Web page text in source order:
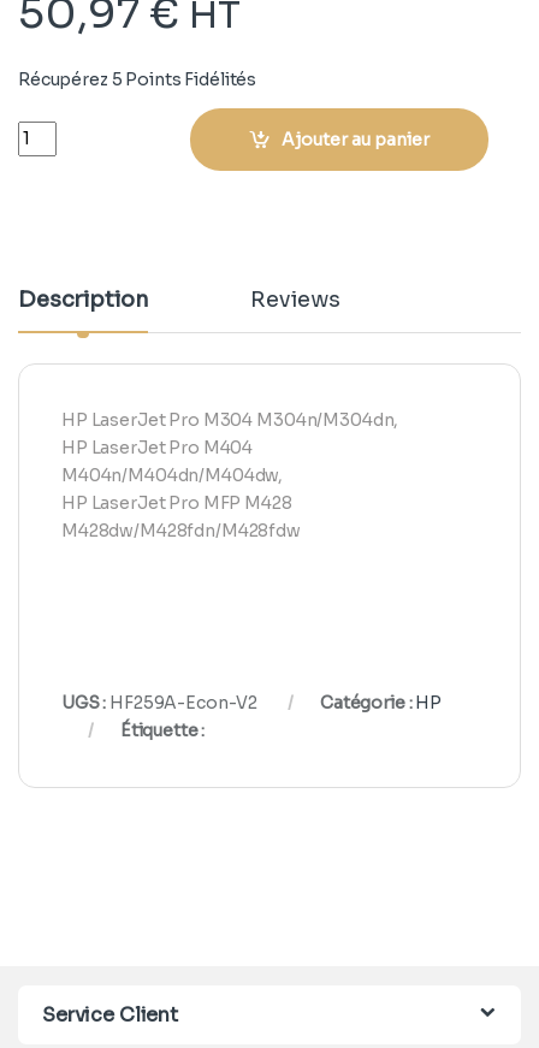
50,97 € HT
Récupérez 5 Points Fidélités
Quantity Ajouter au panier
Description Reviews
HP LaserJet Pro M304 M304n/M304dn,
HP LaserJet Pro M404
M404n/M404dn/M404dw,
HP LaserJet Pro MFP M428
M428dw/M428fdn/M428fdw
UGS : HF259A-Econ-V2 Catégorie :HP
Étiquette :
Service Client